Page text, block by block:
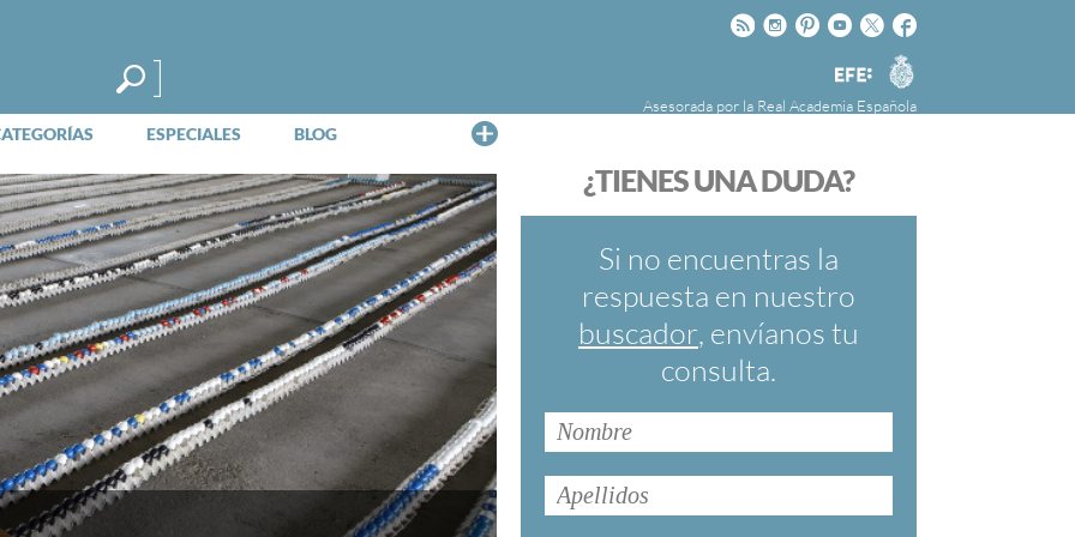
Facebook
Twitter
Youtube
Pinteres
Instagram
Rss
Agencia
EFE
Asesorada por la Real Academia Española
ESPECIALES BLOG
FundéuRAE es una fundación patrocinada por
cuyo objetivo es colaborar con el buen uso del
español en los medios de comunicación y en
Internet.
¿TIENES UNA DUDA?
Si no encuentras la
respuesta en nuestro
buscador, envíanos tu
consulta.